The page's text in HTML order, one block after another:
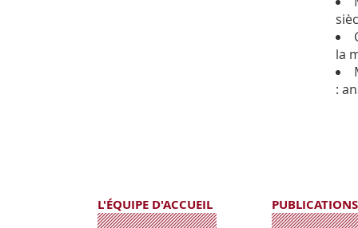
la
:
L'ÉQUIPE D'ACCUEIL PUBLICATIONS